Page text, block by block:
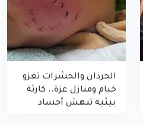
الجرذان والحشرات تغزو
خيام ومنازل غزة.. كارثة
بيئية تنهش أجساد